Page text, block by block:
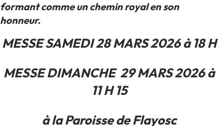
formant comme un chemin royal en son
honneur.
MESSE SAMEDI 28 MARS 2026 à 18 H
MESSE DIMANCHE 29 MARS 2026 à
11 H 15
à la Paroisse de Flayosc